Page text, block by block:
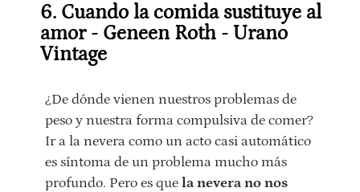
6. Cuando la comida sustituye al
amor - Geneen Roth - Urano
Vintage
¿De dónde vienen nuestros problemas de
peso y nuestra forma compulsiva de comer?
Ir a la nevera como un acto casi automático
es síntoma de un problema mucho más
profundo. Pero es que la nevera no nos